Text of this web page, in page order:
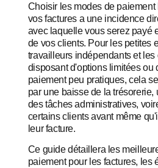
Choisir les modes de paiement
vos factures a une incidence
avec laquelle vous serez payé
de vos clients. Pour les petites
travailleurs indépendants et les
disposant d'options limitées ou
paiement peu pratiques, cela
par une baisse de la trésorerie,
des tâches administratives,
certains clients avant même
leur facture.
Ce guide détaillera les
paiement pour les factures, les